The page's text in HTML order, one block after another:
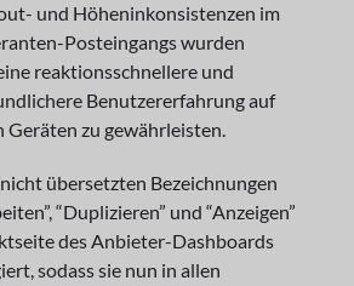
und Höheninkonsistenzen im
Posteingangs wurden
reaktionsschnellere und
Benutzererfahrung auf
Geräten zu gewährleisten.
übersetzten Bezeichnungen
“Duplizieren” und “Anzeigen”
des Anbieter-Dashboards
sodass sie nun in allen